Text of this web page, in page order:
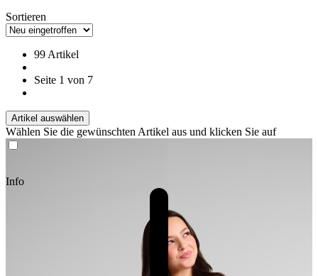
Sortieren
99 Artikel
Seite 1 von 7
Artikel auswählen
Wählen Sie die gewünschten Artikel aus und klicken Sie auf
Info